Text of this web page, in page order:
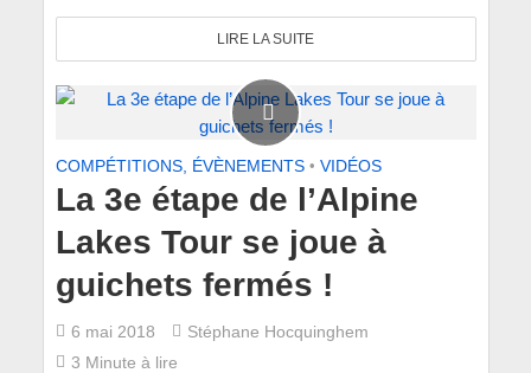
LIRE LA SUITE
COMPÉTITIONS, ÉVÈNEMENTS • VIDÉOS
La 3e étape de l’Alpine
Lakes Tour se joue à
guichets fermés !
6 mai 2018
Stéphane Hocquinghem
3 Minute à lire